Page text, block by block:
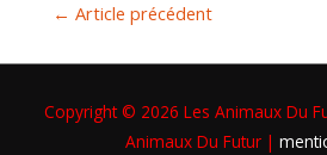
← Article précédent
Copyright © 2026 Les Animaux Du
Animaux Du Futur |